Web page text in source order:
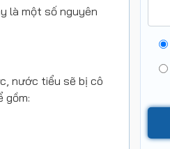
là một số nguyên
nước tiểu sẽ bị cô
gồm: